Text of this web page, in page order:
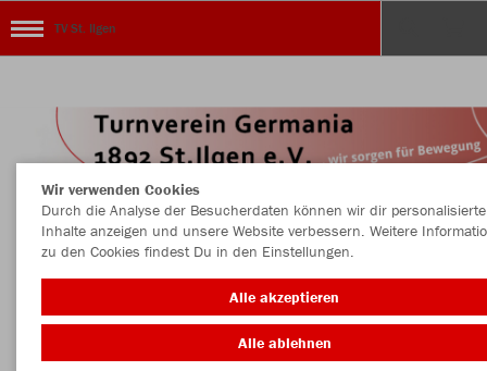
TV St. Ilgen
Herzlich Willkommen im Teamshop TV St. Ilgen
Wir verwenden Cookies
Durch die Analyse der Besucherdaten können wir dir personalisierte
Inhalte anzeigen und unsere Website verbessern. Weitere
zu den Cookies findest Du in den Einstellungen.
Alle akzeptieren
Alle ablehnen